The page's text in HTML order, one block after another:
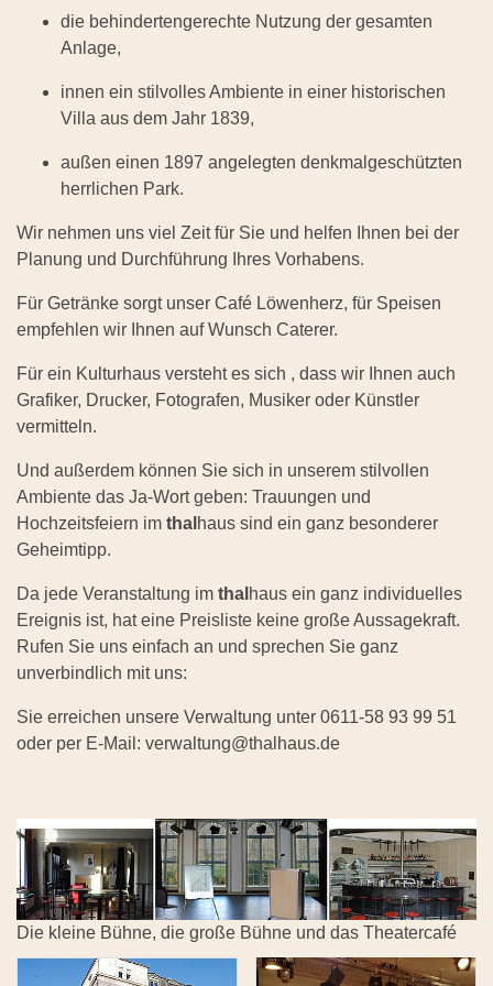
die behindertengerechte Nutzung der gesamten
Anlage,
innen ein stilvolles Ambiente in einer historischen
Villa aus dem Jahr 1839,
außen einen 1897 angelegten denkmalgeschützten
herrlichen Park.
Wir nehmen uns viel Zeit für Sie und helfen Ihnen bei der
Planung und Durchführung Ihres Vorhabens.
Für Getränke sorgt unser Café Löwenherz, für Speisen
empfehlen wir Ihnen auf Wunsch Caterer.
Für ein Kulturhaus versteht es sich , dass wir Ihnen auch
Grafiker, Drucker, Fotografen, Musiker oder Künstler
vermitteln.
Und außerdem können Sie sich in unserem stilvollen
Ambiente das Ja-Wort geben: Trauungen und
Hochzeitsfeiern im thal haus sind ein ganz besonderer
Geheimtipp.
Da jede Veranstaltung im thal haus ein ganz individuelles
Ereignis ist, hat eine Preisliste keine große Aussagekraft.
Rufen Sie uns einfach an und sprechen Sie ganz
unverbindlich mit uns:
Sie erreichen unsere Verwaltung unter 0611-58 93 99 51
oder per E-Mail: verwaltung@thalhaus.de
Die kleine Bühne, die große Bühne und das Theatercafé